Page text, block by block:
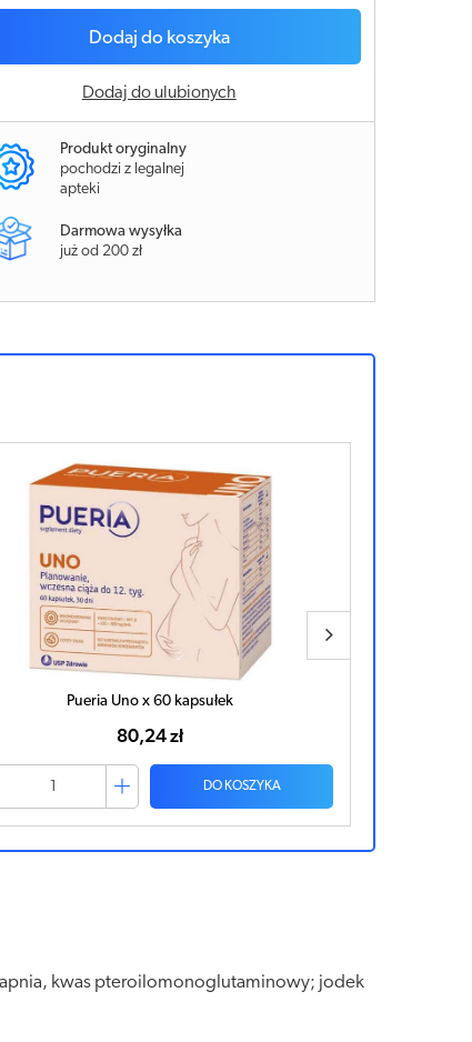
Dodaj do koszyka
Dodaj do ulubionych
Produkt oryginalny
pochodzi z legalnej
apteki
Darmowa wysyłka
już od 200 zł
MultiVit Pregna x 60 kapsułek
27,92 zł
DO KOSZYKA
kwas pteroilomonoglutaminowy; jodek